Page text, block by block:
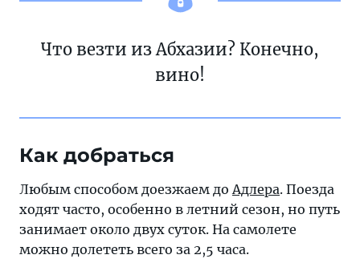
Что везти из Абхазии? Конечно,
вино!
Как добраться
Любым способом доезжаем доАдлера. Поезда
ходят часто, особенно в летний сезон, но путь
занимает около двух суток. На самолете
можно долететь всего за 2,5 часа.